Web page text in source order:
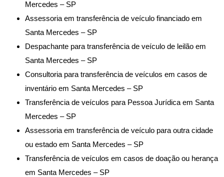
Mercedes – SP
Assessoria em transferência de veículo financiado em
Santa Mercedes – SP
Despachante para transferência de veículo de leilão em
Santa Mercedes – SP
Consultoria para transferência de veículos em casos de
inventário em Santa Mercedes – SP
Transferência de veículos para Pessoa Jurídica em Santa
Mercedes – SP
Assessoria em transferência de veículo para outra cidade
ou estado em Santa Mercedes – SP
Transferência de veículos em casos de doação ou herança
em Santa Mercedes – SP